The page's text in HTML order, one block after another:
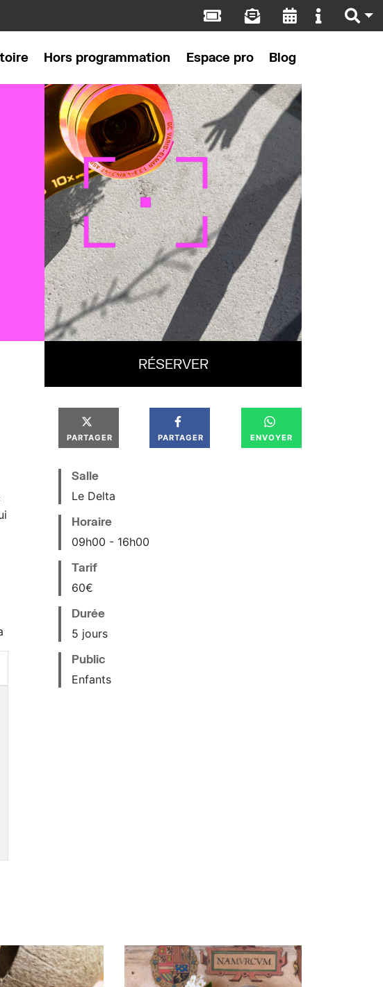
Hors programmation Espace pro Blog
RÉSERVER
PARTAGER PARTAGER ENVOYER
Salle
Le Delta
Horaire
09h00 16h00
Tarif
60€
Durée
5 jours
Public
Enfants